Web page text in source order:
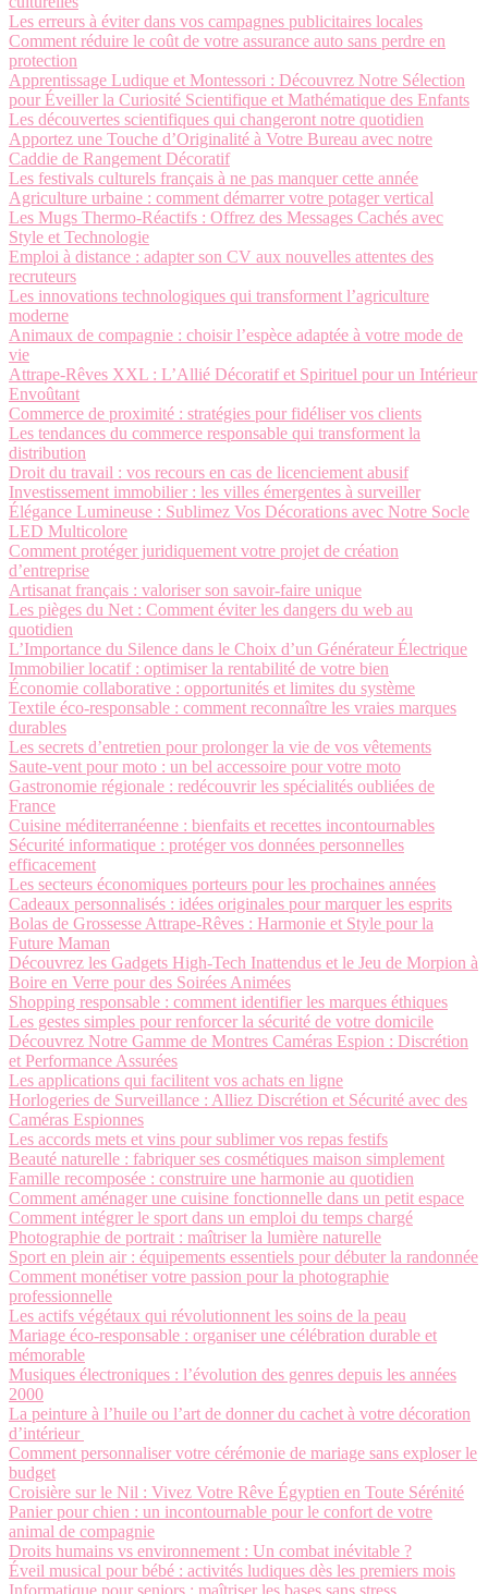
Les erreurs à éviter dans vos campagnes publicitaires locales
Comment réduire le coût de votre assurance auto sans perdre en
protection
Apprentissage Ludique et Montessori : Découvrez Notre Sélection
pour Éveiller la Curiosité Scientifique et Mathématique des Enfants
Les découvertes scientifiques qui changeront notre quotidien
Apportez une Touche d’Originalité à Votre Bureau avec notre
Caddie de Rangement Décoratif
Les festivals culturels français à ne pas manquer cette année
Agriculture urbaine : comment démarrer votre potager vertical
Les Mugs Thermo-Réactifs : Offrez des Messages Cachés avec
Style et Technologie
Emploi à distance : adapter son CV aux nouvelles attentes des
recruteurs
Les innovations technologiques qui transforment l’agriculture
moderne
Animaux de compagnie : choisir l’espèce adaptée à votre mode de
vie
Attrape-Rêves XXL : L’Allié Décoratif et Spirituel pour un Intérieur
Envoûtant
Commerce de proximité : stratégies pour fidéliser vos clients
Les tendances du commerce responsable qui transforment la
distribution
Droit du travail : vos recours en cas de licenciement abusif
Investissement immobilier : les villes émergentes à surveiller
Élégance Lumineuse : Sublimez Vos Décorations avec Notre Socle
LED Multicolore
Comment protéger juridiquement votre projet de création
d’entreprise
Artisanat français : valoriser son savoir-faire unique
Les pièges du Net : Comment éviter les dangers du web au
quotidien
L’Importance du Silence dans le Choix d’un Générateur Électrique
Immobilier locatif : optimiser la rentabilité de votre bien
Économie collaborative : opportunités et limites du système
Textile éco-responsable : comment reconnaître les vraies marques
durables
Les secrets d’entretien pour prolonger la vie de vos vêtements
Saute-vent pour moto : un bel accessoire pour votre moto
Gastronomie régionale : redécouvrir les spécialités oubliées de
France
Cuisine méditerranéenne : bienfaits et recettes incontournables
Sécurité informatique : protéger vos données personnelles
efficacement
Les secteurs économiques porteurs pour les prochaines années
Cadeaux personnalisés : idées originales pour marquer les esprits
Bolas de Grossesse Attrape-Rêves : Harmonie et Style pour la
Future Maman
Découvrez les Gadgets High-Tech Inattendus et le Jeu de Morpion à
Boire en Verre pour des Soirées Animées
Shopping responsable : comment identifier les marques éthiques
Les gestes simples pour renforcer la sécurité de votre domicile
Découvrez Notre Gamme de Montres Caméras Espion : Discrétion
et Performance Assurées
Les applications qui facilitent vos achats en ligne
Horlogeries de Surveillance : Alliez Discrétion et Sécurité avec des
Caméras Espionnes
Les accords mets et vins pour sublimer vos repas festifs
Beauté naturelle : fabriquer ses cosmétiques maison simplement
Famille recomposée : construire une harmonie au quotidien
Comment aménager une cuisine fonctionnelle dans un petit espace
Comment intégrer le sport dans un emploi du temps chargé
Photographie de portrait : maîtriser la lumière naturelle
Sport en plein air : équipements essentiels pour débuter la randonnée
Comment monétiser votre passion pour la photographie
professionnelle
Les actifs végétaux qui révolutionnent les soins de la peau
Mariage éco-responsable : organiser une célébration durable et
mémorable
Musiques électroniques : l’évolution des genres depuis les années
2000
La peinture à l’huile ou l’art de donner du cachet à votre décoration
d’intérieur
Comment personnaliser votre cérémonie de mariage sans exploser le
budget
Croisière sur le Nil : Vivez Votre Rêve Égyptien en Toute Sérénité
Panier pour chien : un incontournable pour le confort de votre
animal de compagnie
Droits humains vs environnement : Un combat inévitable ?
Éveil musical pour bébé : activités ludiques dès les premiers mois
Informatique pour seniors : maîtriser les bases sans stress